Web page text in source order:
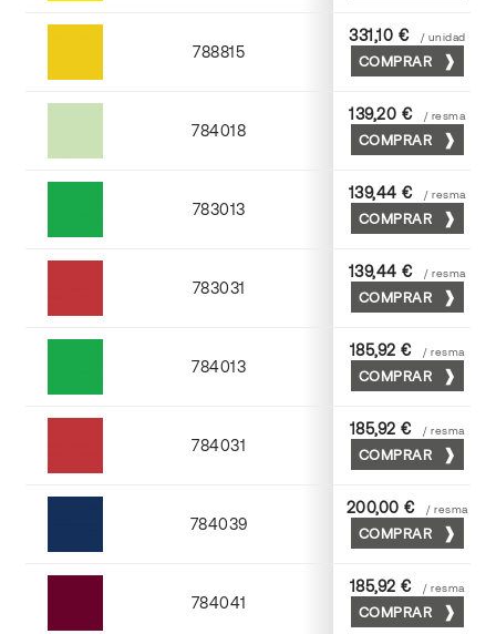
788815
Golden
331,10 € / unidad
COMPRAR
784018
Verde
139,20 € / resma
COMPRAR
783013
Hierba
139,44 € / resma
COMPRAR
783031
Escarlata
139,44 € / resma
COMPRAR
784013
Hierba
185,92 € / resma
COMPRAR
784031
Escarlata
185,92 € / resma
COMPRAR
784039
Azul navy
200,00 € / resma
COMPRAR
784041
Burdeos
185,92 € / resma
COMPRAR